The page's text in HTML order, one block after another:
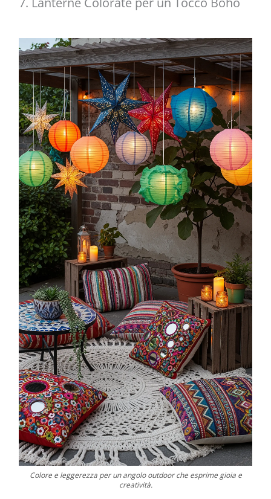
Colore e leggerezza per un angolo outdoor che esprime gioia e
creatività.